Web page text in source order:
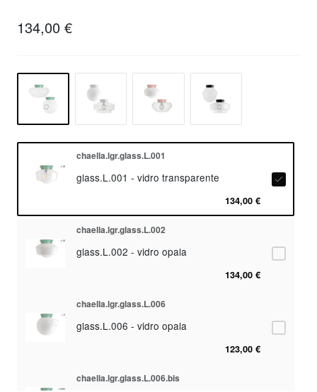
134,00 €
chaella.lgr.glass.L.001
glass.L.001 - vidro transparente
134,00 €
chaella.lgr.glass.L.002
glass.L.002 - vidro opala
134,00 €
chaella.lgr.glass.L.006
glass.L.006 - vidro opala
123,00 €
chaella.lgr.glass.L.006.bis